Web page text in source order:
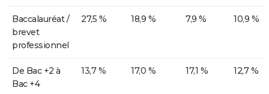
Baccalauréat /
brevet
professionnel
27,5 % 18,9 % 7,9 % 10,9 %
De Bac +2 à
Bac +4
13,7 % 17,0 % 17,1 % 12,7 %